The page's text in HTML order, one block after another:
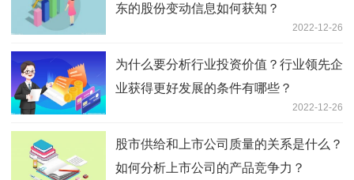
东的股份变动信息如何获知？
2022-12-26
为什么要分析行业投资价值？行业领先企
业获得更好发展的条件有哪些？
2022-12-26
股市供给和上市公司质量的关系是什么？
如何分析上市公司的产品竞争力？